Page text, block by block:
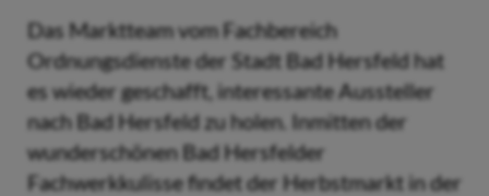
Das Marktteam vom Fachbereich
Ordnungsdienste der Stadt Bad Hersfeld hat
es wieder geschafft, interessante Aussteller
nach Bad Hersfeld zu holen. Inmitten der
wunderschönen Bad Hersfelder
Fachwerkkulisse findet der Herbstmarkt in der